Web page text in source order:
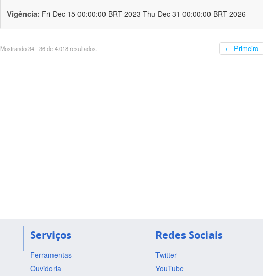
Vigência: Fri Dec 15 00:00:00 BRT 2023-Thu Dec 31 00:00:00 BRT 2026
Mostrando 34 - 36 de 4.018 resultados. ← Primeiro
Serviços
Ferramentas
Ouvidoria
Redes Sociais
Twitter
YouTube